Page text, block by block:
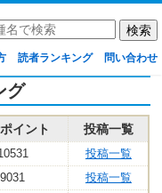
読者ランキング 問い合わせ
グ
イント 投稿一覧
投稿一覧
9031
投稿一覧